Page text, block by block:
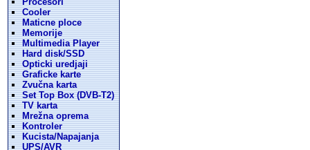
Cooler
Maticne ploce
Memorije
Multimedia Player
Hard disk/SSD
Opticki uredjaji
Graficke karte
Zvučna karta
Set Top Box (DVB-T2)
TV karta
Mrežna oprema
Kontroler
Kucista/Napajanja
UPS/AVR